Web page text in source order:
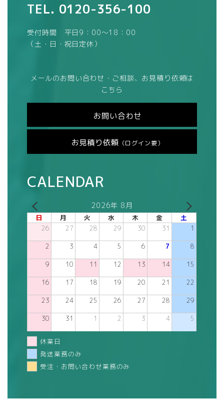
TEL. 0120-356-100
受付時間 平日9：00～18：00
（土・日・祝日定休）
メールのお問い合わせ・ご相談、お見積り依頼は
こちら
お問い合わせ
お見積り依頼 （ログイン要）
CALENDAR
2026年 8月
日 月 火 水 木 金 土
26 27 28 29 30 31 1
2 3 4 5 6 7 8
9 10 11 12 13 14 15
16 17 18 19 20 21 22
23 24 25 26 27 28 29
30 31 1 2 3 4 5
休業日
発送業務のみ
受注・お問い合わせ業務のみ